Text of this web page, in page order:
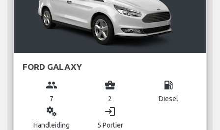
FORD GALAXY
group
7
business_center
2
local_gas_station
Diesel
miscellaneous_services
Handleiding
login
5 Portier